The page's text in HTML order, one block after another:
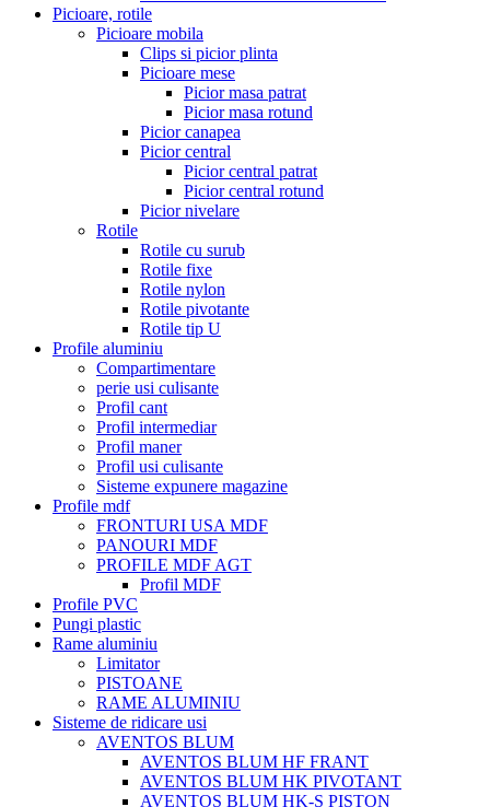
Picioare, rotile
Picioare mobila
Clips si picior plinta
Picioare mese
Picior masa patrat
Picior masa rotund
Picior canapea
Picior central
Picior central patrat
Picior central rotund
Picior nivelare
Rotile
Rotile cu surub
Rotile fixe
Rotile nylon
Rotile pivotante
Rotile tip U
Profile aluminiu
Compartimentare
perie usi culisante
Profil cant
Profil intermediar
Profil maner
Profil usi culisante
Sisteme expunere magazine
Profile mdf
FRONTURI USA MDF
PANOURI MDF
PROFILE MDF AGT
Profil MDF
Profile PVC
Pungi plastic
Rame aluminiu
Limitator
PISTOANE
RAME ALUMINIU
Sisteme de ridicare usi
AVENTOS BLUM
AVENTOS BLUM HF FRANT
AVENTOS BLUM HK PIVOTANT
AVENTOS BLUM HK-S PISTON